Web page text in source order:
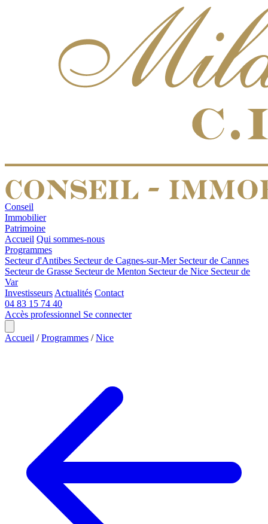
Conseil
Immobilier
Patrimoine
Accueil Qui sommes-nous
Programmes
Secteur d'Antibes Secteur de Cagnes-sur-Mer Secteur de Cannes
Secteur de Grasse Secteur de Menton Secteur de Nice Secteur de
Var
Investisseurs Actualités Contact
04 83 15 74 40
Accès professionnel Se connecter
Accueil / Programmes / Nice